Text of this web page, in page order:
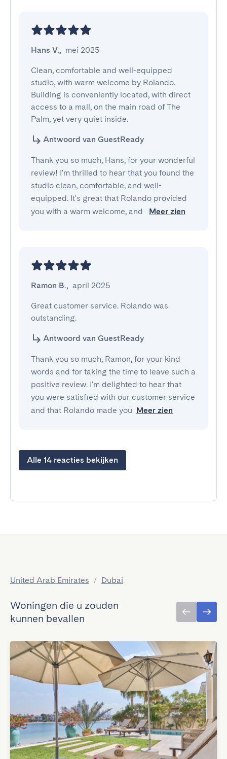
Hans V., mei 2025
Clean, comfortable and well-equipped
studio, with warm welcome by Rolando.
Building is conveniently located, with direct
access to a mall, on the main road of The
Palm, yet very quiet inside.
Antwoord van GuestReady
Thank you so much, Hans, for your wonderful
review! I'm thrilled to hear that you found the
studio clean, comfortable, and well-
equipped. It's great that Rolando provided
you with a warm welcome, and
Meer zien
Ramon B., april 2025
Great customer service. Rolando was
outstanding.
Antwoord van GuestReady
Thank you so much, Ramon, for your kind
words and for taking the time to leave such a
positive review. I'm delighted to hear that
you were satisfied with our customer service
and that Rolando made you Meer zien
Alle 14 reacties bekijken
United Arab Emirates / Dubai
Woningen die u zouden
kunnen bevallen